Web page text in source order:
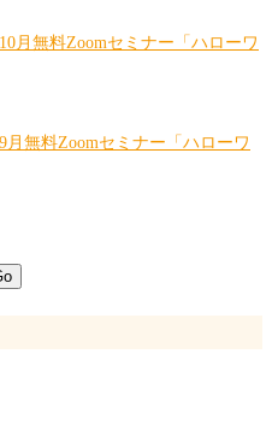
月無料Zoomセミナー「ハローワ
月無料Zoomセミナー「ハローワ